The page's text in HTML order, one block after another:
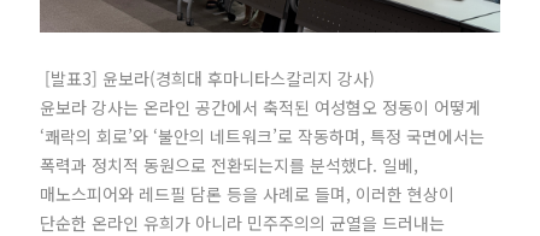
[발표3] 윤보라(경희대 후마니타스칼리지 강사)
윤보라 강사는 온라인 공간에서 축적된 여성혐오 정동이 어떻게
‘쾌락의 회로’와 ‘불안의 네트워크’로 작동하며, 특정 국면에서는
폭력과 정치적 동원으로 전환되는지를 분석했다. 일베,
매노스피어와 레드필 담론 등을 사례로 들며, 이러한 현상이
단순한 온라인 유희가 아니라 민주주의의 균열을 드러내는